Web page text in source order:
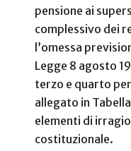
pensione ai
complessivo dei
l’omessa
Legge 8 agosto
terzo e quarto
allegato in
elementi di
costituzionale.